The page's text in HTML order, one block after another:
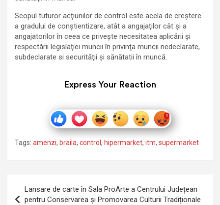
Scopul tuturor acţiunilor de control este acela de creştere
a gradului de conştientizare, atât a angajaţilor cât şi a
angajatorilor în ceea ce priveşte necesitatea aplicării şi
respectării legislaţiei muncii în privinţa muncii nedeclarate,
subdeclarate si securităţii şi sănătatii în muncă.
Express Your Reaction
Tags: amenzi, braila, control , hipermarket, itm, supermarket
în
Lansare de carte în Sala ProArte a Centrului Județean
pentru Conservarea și Promovarea Culturii Tradiționale